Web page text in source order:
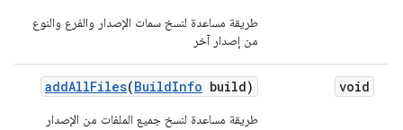
طريقة مساعدة لنسخ سمات الإصدار والفرع والنوع
من إصدار آخر
void
addAllFiles(BuildInfo build)
طريقة مساعدة لنسخ جميع الملفات من الإصدار